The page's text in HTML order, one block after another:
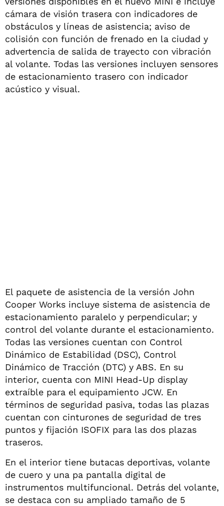
cámara de visión trasera con indicadores de
obstáculos y líneas de asistencia; aviso de
colisión con función de frenado en la ciudad y
advertencia de salida de trayecto con vibración
al volante. Todas las versiones incluyen sensores
de estacionamiento trasero con indicador
acústico y visual.
El paquete de asistencia de la versión John
Cooper Works incluye sistema de asistencia de
estacionamiento paralelo y perpendicular; y
control del volante durante el estacionamiento.
Todas las versiones cuentan con Control
Dinámico de Estabilidad (DSC), Control
Dinámico de Tracción (DTC) y ABS. En su
interior, cuenta con MINI Head-Up display
extraíble para el equipamiento JCW. En
términos de seguridad pasiva, todas las plazas
cuentan con cinturones de seguridad de tres
puntos y fijación ISOFIX para las dos plazas
traseros.
En el interior tiene butacas deportivas, volante
de cuero y una pa pantalla digital de
instrumentos multifuncional. Detrás del volante,
se destaca con su ampliado tamaño de 5